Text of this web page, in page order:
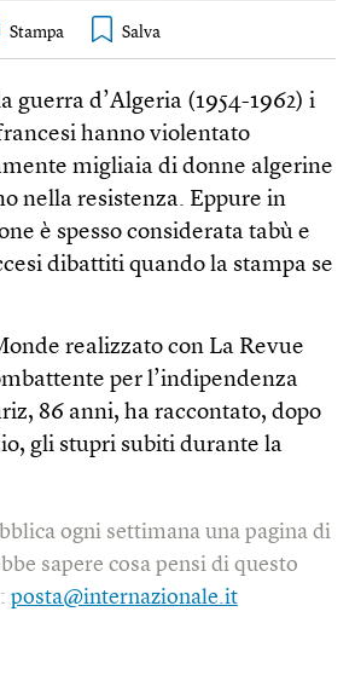
Stampa
guerra d’Algeria (1954-1962) i
hanno violentato
migliaia di donne algerine
nella resistenza. Eppure in
è spesso considerata tabù e
dibattiti quando la stampa se
realizzato con La Revue
per l’indipendenza
86 anni, ha raccontato, dopo
gli stupri subiti durante la
ogni settimana una pagina di
sapere cosa pensi di questo
posta@internazionale.it